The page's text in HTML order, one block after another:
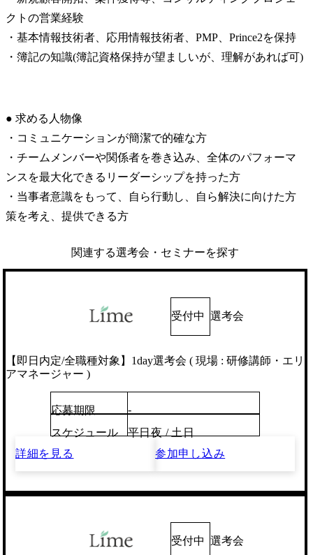
クトの営業経験
・基本情報技術者、応用情報技術者、PMP、Prince2を保持
・簿記の知識(簿記資格保持が望ましいが、理解があれば可)
● 求める人物像
・コミュニケーションが簡潔で的確な方
・チームメンバーや関係者を巻き込み、全体のパフォーマ
ンスを最大化できるリーダーシップを持った方
・当事者意識をもって、自ら行動し、自ら解決に向けた方
策を考え、提供できる方
関連する選考会・セミナーを探す
受付中 選考会
【即日内定/全職種対象】1day選考会 ( 現場 : 研修講師・エリ
アマネージャー )
応募期限
-
スケジュール
平日夜 / 土日
詳細を見る
参加申し込み
受付中 選考会